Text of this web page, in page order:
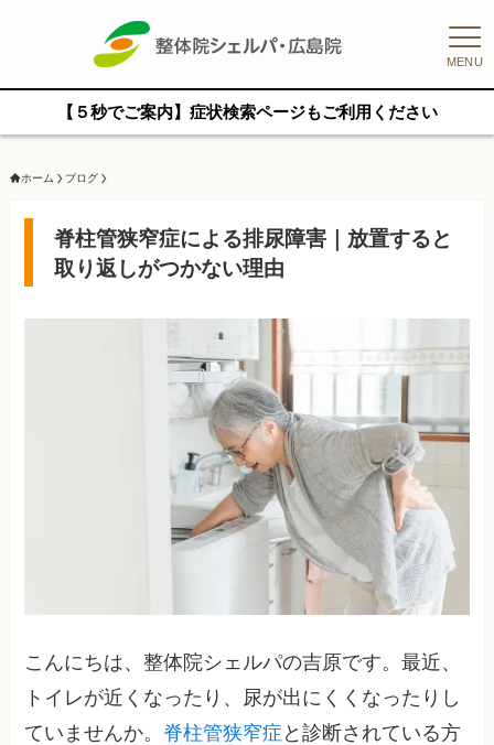
MENU
【５秒でご案内】症状検索ページもご利用ください
ホーム ブログ
脊柱管狭窄症による排尿障害｜放置すると
取り返しがつかない理由
こんにちは、整体院シェルパの吉原です。最近、
トイレが近くなったり、尿が出にくくなったりし
ていませんか。 脊柱管狭窄症 と診断されている方